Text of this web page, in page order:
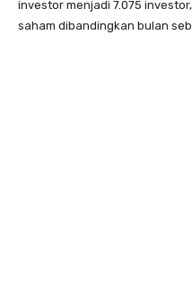
investor menjadi 7.075
saham dibandingkan bulan